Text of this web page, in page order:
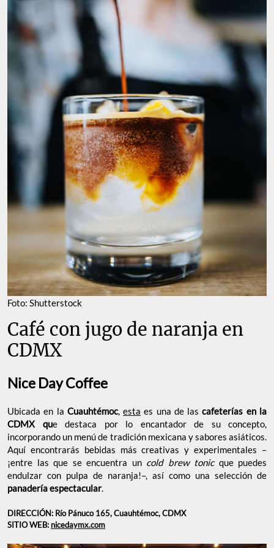
Foto: Shutterstock
Café con jugo de naranja en
CDMX
Nice Day Coffee
Ubicada en la Cuauhtémoc,esta es una de las cafeterías en la
CDMX que destaca por lo encantador de su concepto,
incorporando un menú de tradición mexicana y sabores asiáticos.
Aquí encontrarás bebidas más creativas y experimentales –
¡entre las que se encuentra un cold brew tonicque puedes
endulzar con pulpa de naranja!–, así como una selección de
panadería espectacular.
DIRECCIÓN: Río Pánuco 165, Cuauhtémoc, CDMX
SITIO WEB: nicedaymx.com